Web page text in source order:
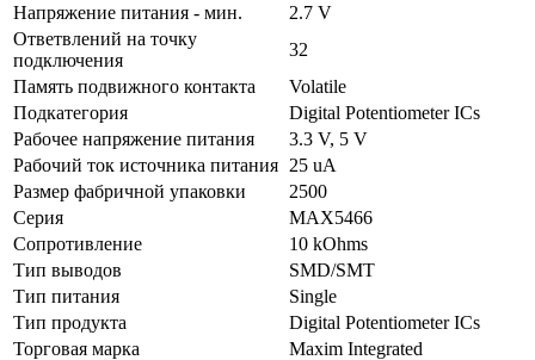
Напряжение питания - мин.
2.7 V
Ответвлений на точку
подключения
32
Память подвижного контакта
Volatile
Подкатегория
Digital Potentiometer ICs
Рабочее напряжение питания
3.3 V, 5 V
Рабочий ток источника питания 25 uA
Размер фабричной упаковки
2500
Серия
MAX5466
Сопротивление
10 kOhms
Тип выводов
SMD/SMT
Тип питания
Single
Тип продукта
Digital Potentiometer ICs
Торговая марка
Maxim Integrated